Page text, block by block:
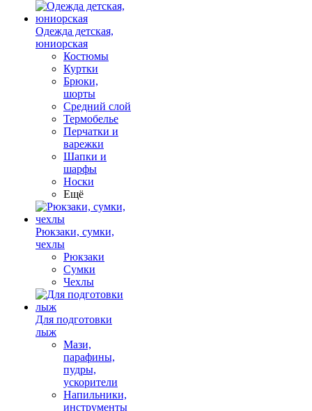
Одежда детская,
юниорская
Костюмы
Куртки
Брюки,
шорты
Средний слой
Термобелье
Перчатки и
варежки
Шапки и
шарфы
Носки
Ещё
Рюкзаки, сумки,
чехлы
Рюкзаки
Сумки
Чехлы
Для подготовки
лыж
Мази,
парафины,
пудры,
ускорители
Напильники,
инструменты